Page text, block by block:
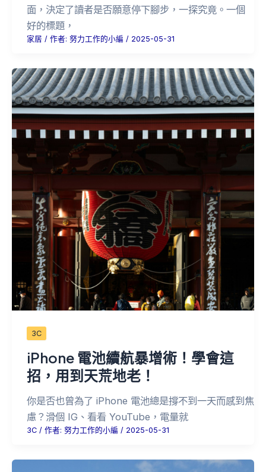
面，決定了讀者是否願意停下腳步，一探究竟。一個
好的標題，
家居 / 作者: 努力工作的小編 / 2025-05-31
3C
iPhone 電池續航暴增術！學會這
招，用到天荒地老！
你是否也曾為了 iPhone 電池總是撐不到一天而感到焦
慮？滑個 IG、看看 YouTube，電量就
3C/ 作者: 努力工作的小編 / 2025-05-31